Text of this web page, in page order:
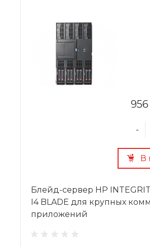
-
В
Блейд-сервер HP
I4 BLADE для крупных
приложений